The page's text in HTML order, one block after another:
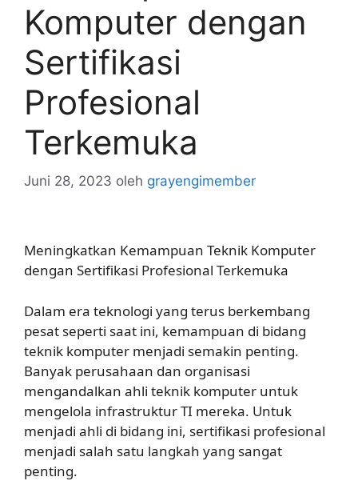
Komputer dengan
Sertifikasi
Profesional
Terkemuka
Juni 28, 2023 oleh grayengimember
Meningkatkan Kemampuan Teknik Komputer
dengan Sertifikasi Profesional Terkemuka
Dalam era teknologi yang terus berkembang
pesat seperti saat ini, kemampuan di bidang
teknik komputer menjadi semakin penting.
Banyak perusahaan dan organisasi
mengandalkan ahli teknik komputer untuk
mengelola infrastruktur TI mereka. Untuk
menjadi ahli di bidang ini, sertifikasi profesional
menjadi salah satu langkah yang sangat
penting.